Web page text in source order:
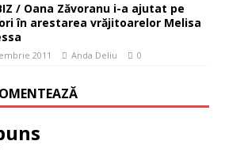
/ Oana Zăvoranu i-a ajutat pe
în arestarea vrăjitoarelor Melisa
2011 Anda Deliu 0